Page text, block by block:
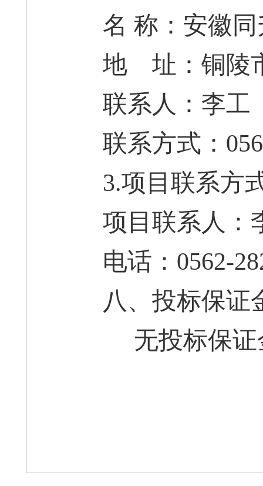
名 称：安徽同
地 址：铜陵市
联系人：李工
联系方式：
3.项目联系方
项目联系人：
电话：0562-
八、投标保证
无投标保证